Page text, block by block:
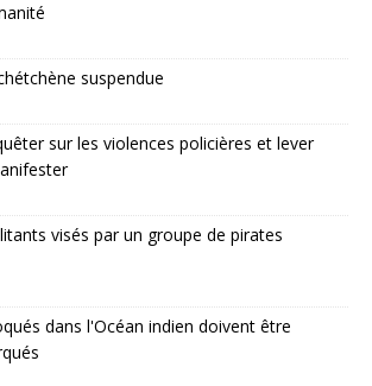
suspendue
sur les violences policières et lever
visés par un groupe de pirates
dans l'Océan indien doivent être